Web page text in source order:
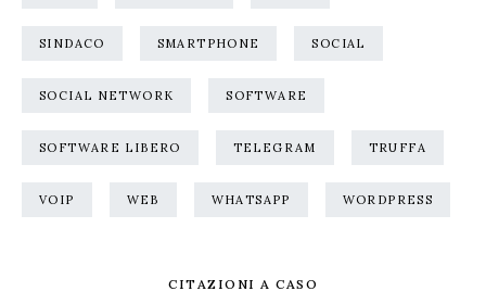
SINDACO SMARTPHONE SOCIAL
SOCIAL NETWORK SOFTWARE
SOFTWARE LIBERO TELEGRAM TRUFFA
VOIP WEB WHATSAPP WORDPRESS
CITAZIONI A CASO